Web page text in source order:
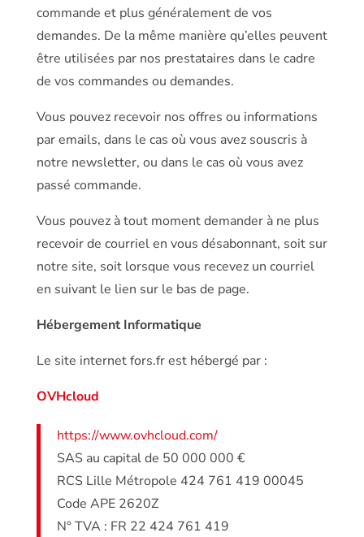
commande et plus généralement de vos
demandes. De la même manière qu’elles peuvent
être utilisées par nos prestataires dans le cadre
de vos commandes ou demandes.
Vous pouvez recevoir nos offres ou informations
par emails, dans le cas où vous avez souscris à
notre newsletter, ou dans le cas où vous avez
passé commande.
Vous pouvez à tout moment demander à ne plus
recevoir de courriel en vous désabonnant, soit sur
notre site, soit lorsque vous recevez un courriel
en suivant le lien sur le bas de page.
Hébergement Informatique
Le site internet fors.fr est hébergé par :
OVHcloud
https://www.ovhcloud.com/
SAS au capital de 50 000 000 €
RCS Lille Métropole 424 761 419 00045
Code APE 2620Z
N° TVA : FR 22 424 761 419